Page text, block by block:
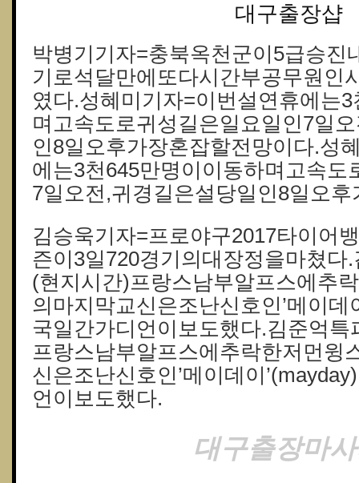
대구 출장샵
박병기기자=충북옥천군이5급승진
기로석달만에또다시간부공무원인
였다.성혜미기자=이번설연휴에는
며고속도로귀성길은일요일인7일
인8일오후가장혼잡할전망이다.성
에는3천645만명이이동하며고속도
7일오전,귀경길은설당일인8일오
김승욱기자=프로야구2017타이어
즌이3일720경기의대장정을마쳤다
(현지시간)프랑스남부알프스에추
의마지막교신은조난신호인’메이데
국일간가디언이보도했다.김준억
프랑스남부알프스에추락한저먼윙
신은조난신호인’메이데이
언이보도했다.
대구출장마